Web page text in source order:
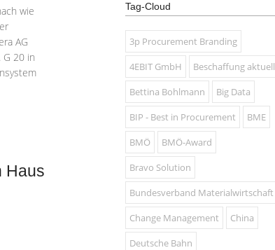
wie
AG
G 20 in
Haus
Tag-Cloud
3p Procurement Branding
4EBIT GmbH
Beschaffung aktuell
Bettina Bohlmann
Big Data
BIP - Best in Procurement
BME
BMÖ
BMÖ-Award
Bravo Solution
Bundesverband Materialwirtschaft
Change Management
China
Deutsche Bahn